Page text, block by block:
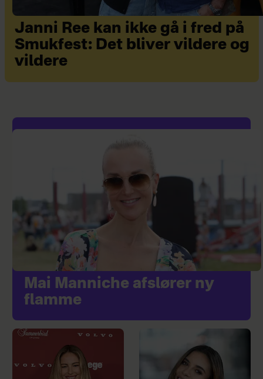
Janni Ree kan ikke gå i fred på
Smukfest: Det bliver vildere og
vildere
Mai Manniche afslører ny
flamme